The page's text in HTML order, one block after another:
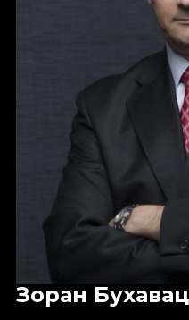
Зоран Бухавац